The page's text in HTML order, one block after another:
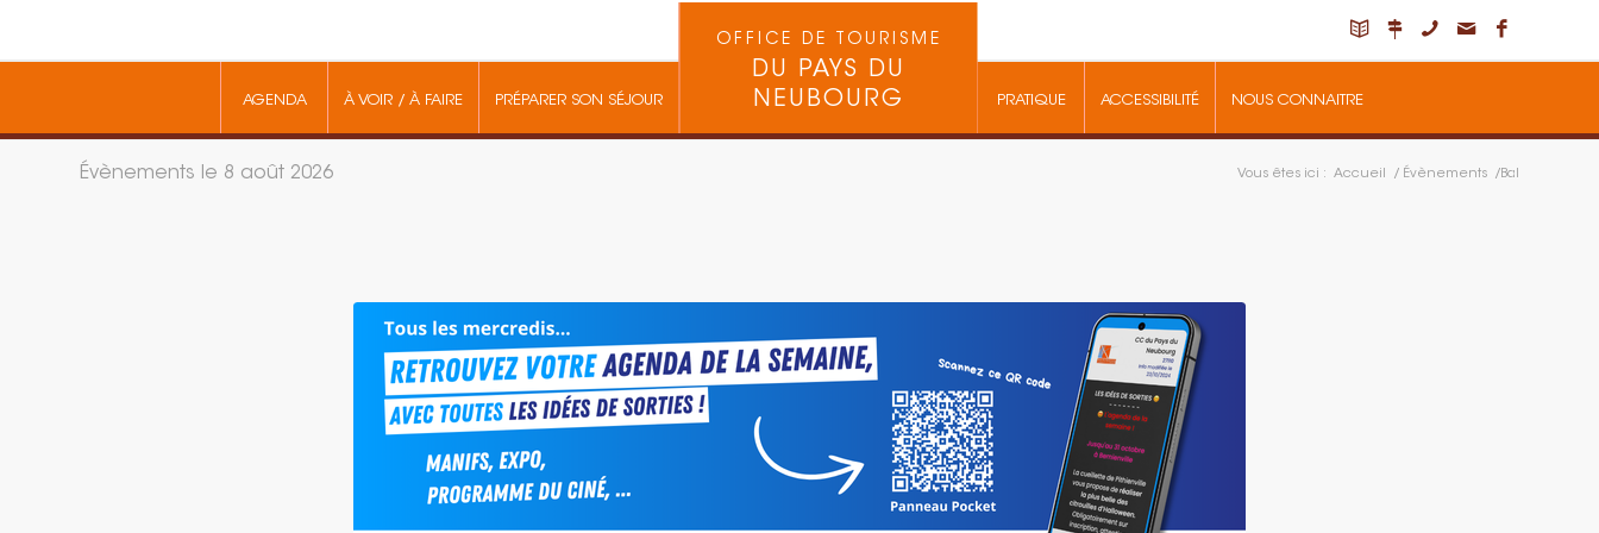
AGENDA À VOIR / À FAIRE PRÉPARER SON SÉJOUR
OFFICE DE TOURISME
DU PAYS DU
NEUBOURG
PRATIQUE ACCESSIBILITÉ NOUS CONNAITRE
Évènements le 8 août 2026 Vous êtes ici : Accueil / Évènements /Bal